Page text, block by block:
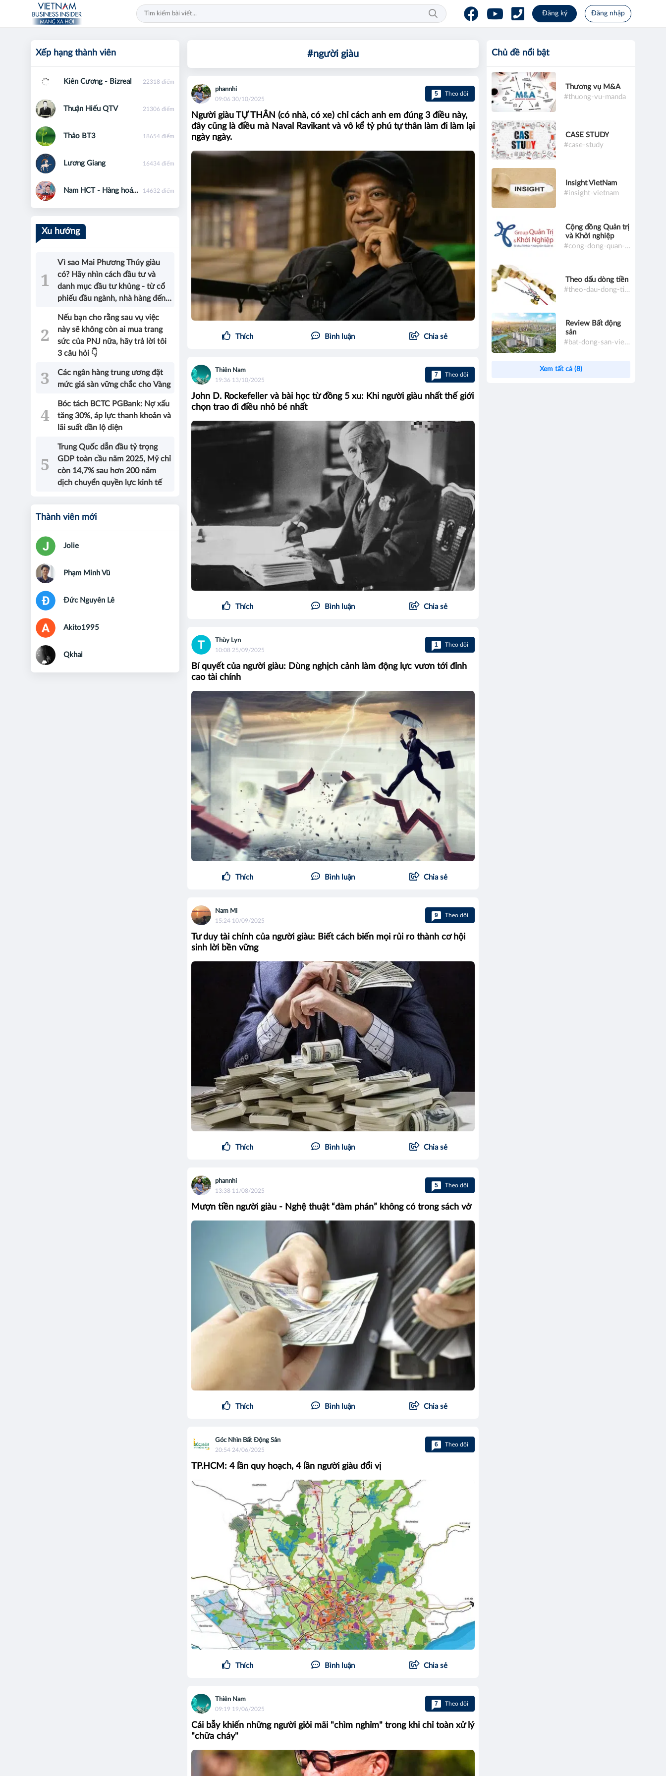
Đăng ký Đăng nhập
#người giàu
phannhi
09:06 30/10/2025
5 Theo dõi
Người giàu TỰ THÂN (có nhà, có xe) chỉ cách anh em đúng 3 điều này,
đây cũng là điều mà Naval Ravikant và vô kể tỷ phú tự thân làm đi làm lại
ngày ngày.
Thích Bình luận Chia sẻ
Thiên Nam
19:36 13/10/2025
7 Theo dõi
John D. Rockefeller và bài học từ đồng 5 xu: Khi người giàu nhất thế giới
chọn trao đi điều nhỏ bé nhất
Thích Bình luận Chia sẻ
Thùy Lyn
10:08 25/09/2025
1 Theo dõi
Bí quyết của người giàu: Dùng nghịch cảnh làm động lực vươn tới đỉnh
cao tài chính
Thích Bình luận Chia sẻ
Nam Mi
15:24 10/09/2025
9 Theo dõi
Tư duy tài chính của người giàu: Biết cách biến mọi rủi ro thành cơ hội
sinh lời bền vững
Thích Bình luận Chia sẻ
phannhi
13:38 11/08/2025
5 Theo dõi
Mượn tiền người giàu - Nghệ thuật “đàm phán” không có trong sách vở
Thích Bình luận Chia sẻ
Góc Nhìn Bất Động Sản
20:54 24/06/2025
6 Theo dõi
TP.HCM: 4 lần quy hoạch, 4 lần người giàu đổi vị
Thích Bình luận Chia sẻ
Thiên Nam
09:19 19/06/2025
7 Theo dõi
Cái bẫy khiến những người giỏi mãi "chìm nghỉm" trong khi chỉ toàn xử lý
"chữa cháy"
Xếp hạng thành viên
Kiên Cương - Bizreal 22318 điểm
Thuận Hiếu QTV 21306 điểm
Thảo BT3 18654 điểm
Lương Giang 16434 điểm
Nam HCT - Hàng hoá phái sinh - 0867091553 14632 điểm
Xu hướng
Vì sao Mai Phương Thúy giàu
có? Hãy nhìn cách đầu tư và
danh mục đầu tư khủng - từ cổ
phiếu đầu ngành, nhà hàng đến
được câu trả lời!
Nếu bạn cho rằng sau vụ việc
này sẽ không còn ai mua trang
sức của PNJ nữa, hãy trả lời tôi
3 câu hỏi 👇
Các ngân hàng trung ương đặt
mức giá sàn vững chắc cho Vàng
Bóc tách BCTC PGBank: Nợ xấu
tăng 30%, áp lực thanh khoản và
lãi suất dần lộ diện
Trung Quốc dẫn đầu tỷ trọng
GDP toàn cầu năm 2025, Mỹ chỉ
còn 14,7% sau hơn 200 năm
dịch chuyển quyền lực kinh tế
Thành viên mới
Jolie
Phạm Minh Vũ
Đức Nguyên Lê
Akito1995
Qkhai
Chủ đề nổi bật
Thương vụ M&A
#thuong-vu-manda
CASE STUDY
#case-study
Insight VietNam
#insight-vietnam
Cộng đồng Quản trị
và Khởi nghiệp
#cong-dong-quan-tri-va-khoi-nghiep
Theo dấu dòng tiền
#theo-dau-dong-tien
Review Bất động
sản
#bat-dong-san-viet-nam
Xem tất cả (8)